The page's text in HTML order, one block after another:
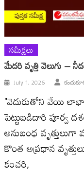
సమీక్షలు
మేదరి వృత్తి వెలుగు –
July 1, 2026
"వెదురుతోని వేయి
పెట్టుబడిదారి పూర్వ
అనుబంధ వృత్తులుగా
కొంత అప్రధాన
కంచరి,